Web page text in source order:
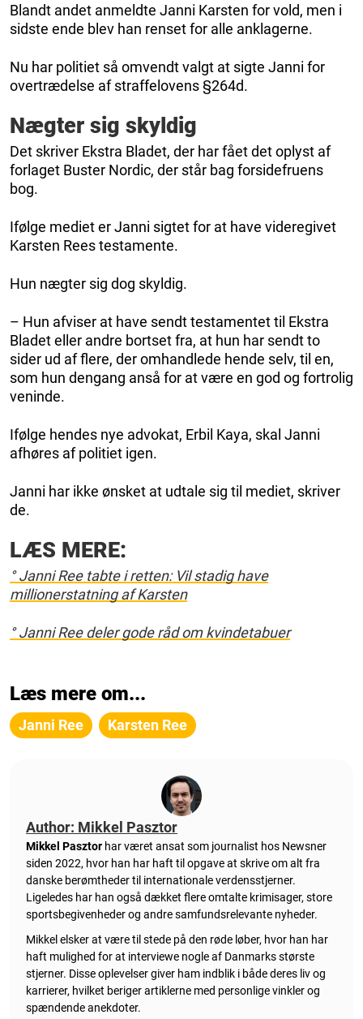
Blandt andet anmeldte Janni Karsten for vold, men i
sidste ende blev han renset for alle anklagerne.
Nu har politiet så omvendt valgt at sigte Janni for
overtrædelse af straffelovens §264d.
Nægter sig skyldig
Det skriver Ekstra Bladet, der har fået det oplyst af
forlaget Buster Nordic, der står bag forsidefruens
bog.
Ifølge mediet er Janni sigtet for at have videregivet
Karsten Rees testamente.
Hun nægter sig dog skyldig.
– Hun afviser at have sendt testamentet til Ekstra
Bladet eller andre bortset fra, at hun har sendt to
sider ud af flere, der omhandlede hende selv, til en,
som hun dengang anså for at være en god og fortrolig
veninde.
Ifølge hendes nye advokat, Erbil Kaya, skal Janni
afhøres af politiet igen.
Janni har ikke ønsket at udtale sig til mediet, skriver
de.
LÆS MERE:
° Janni Ree tabte i retten: Vil stadig have
millionerstatning af Karsten
° Janni Ree deler gode råd om kvindetabuer
Læs mere om...
Janni Ree Karsten Ree
Author: Mikkel Pasztor
Mikkel Pasztor har været ansat som journalist hos Newsner
siden 2022, hvor han har haft til opgave at skrive om alt fra
danske berømtheder til internationale verdensstjerner.
Ligeledes har han også dækket flere omtalte krimisager, store
sportsbegivenheder og andre samfundsrelevante nyheder.
Mikkel elsker at være til stede på den røde løber, hvor han har
haft mulighed for at interviewe nogle af Danmarks største
stjerner. Disse oplevelser giver ham indblik i både deres liv og
karrierer, hvilket beriger artiklerne med personlige vinkler og
spændende anekdoter.